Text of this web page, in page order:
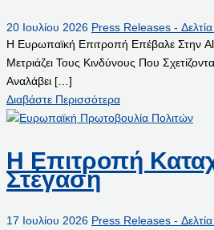
20 Ιουλίου 2026 Press Releases -
Η Ευρωπαϊκή Επιτροπή Επέβαλε Στην
Μετριάζει Τους Κινδύνους Που
Αναλάβει […]
Διαβάστε Περισσότερα
Η Επιτροπή
Στέγαση
17 Ιουλίου 2026 Press Releases -